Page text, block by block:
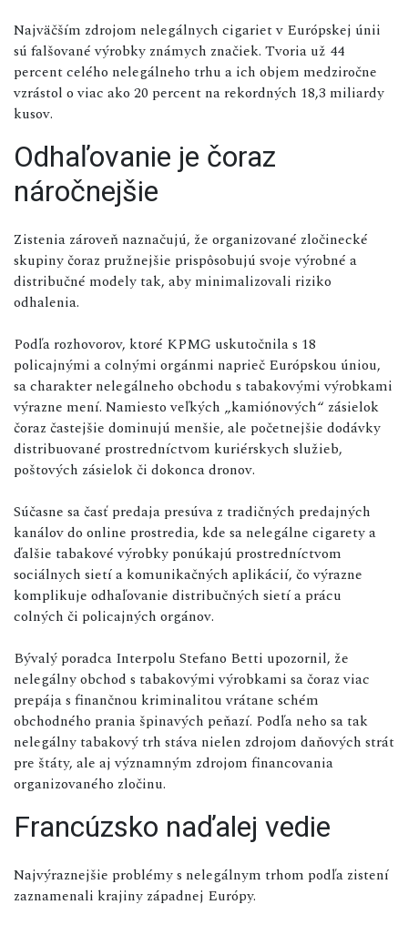
Najväčším zdrojom nelegálnych cigariet v Európskej únii
sú falšované výrobky známych značiek. Tvoria už 44
percent celého nelegálneho trhu a ich objem medziročne
vzrástol o viac ako 20 percent na rekordných 18,3 miliardy
kusov.
Odhaľovanie je čoraz
náročnejšie
Zistenia zároveň naznačujú, že organizované zločinecké
skupiny čoraz pružnejšie prispôsobujú svoje výrobné a
distribučné modely tak, aby minimalizovali riziko
odhalenia.
Podľa rozhovorov, ktoré KPMG uskutočnila s 18
policajnými a colnými orgánmi naprieč Európskou úniou,
sa charakter nelegálneho obchodu s tabakovými výrobkami
výrazne mení. Namiesto veľkých „kamiónových“ zásielok
čoraz častejšie dominujú menšie, ale početnejšie dodávky
distribuované prostredníctvom kuriérskych služieb,
poštových zásielok či dokonca dronov.
Súčasne sa časť predaja presúva z tradičných predajných
kanálov do online prostredia, kde sa nelegálne cigarety a
ďalšie tabakové výrobky ponúkajú prostredníctvom
sociálnych sietí a komunikačných aplikácií, čo výrazne
komplikuje odhaľovanie distribučných sietí a prácu
colných či policajných orgánov.
Bývalý poradca Interpolu Stefano Betti upozornil, že
nelegálny obchod s tabakovými výrobkami sa čoraz viac
prepája s finančnou kriminalitou vrátane schém
obchodného prania špinavých peňazí. Podľa neho sa tak
nelegálny tabakový trh stáva nielen zdrojom daňových strát
pre štáty, ale aj významným zdrojom financovania
organizovaného zločinu.
Francúzsko naďalej vedie
Najvýraznejšie problémy s nelegálnym trhom podľa zistení
zaznamenali krajiny západnej Európy.